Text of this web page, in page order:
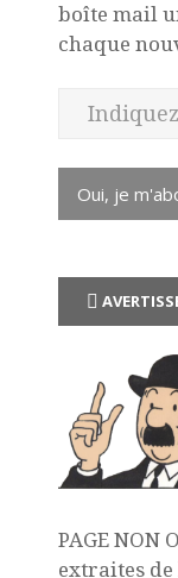
boîte mail
chaque
Oui, je
PAGE NON
extraites de